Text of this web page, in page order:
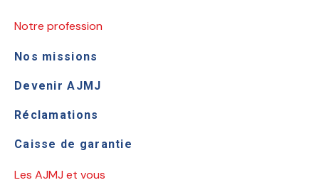
Notre profession
Nos missions
Devenir AJMJ
Réclamations
Caisse de garantie
Les AJMJ et vous